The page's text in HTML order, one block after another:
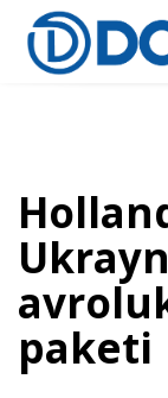
paketi